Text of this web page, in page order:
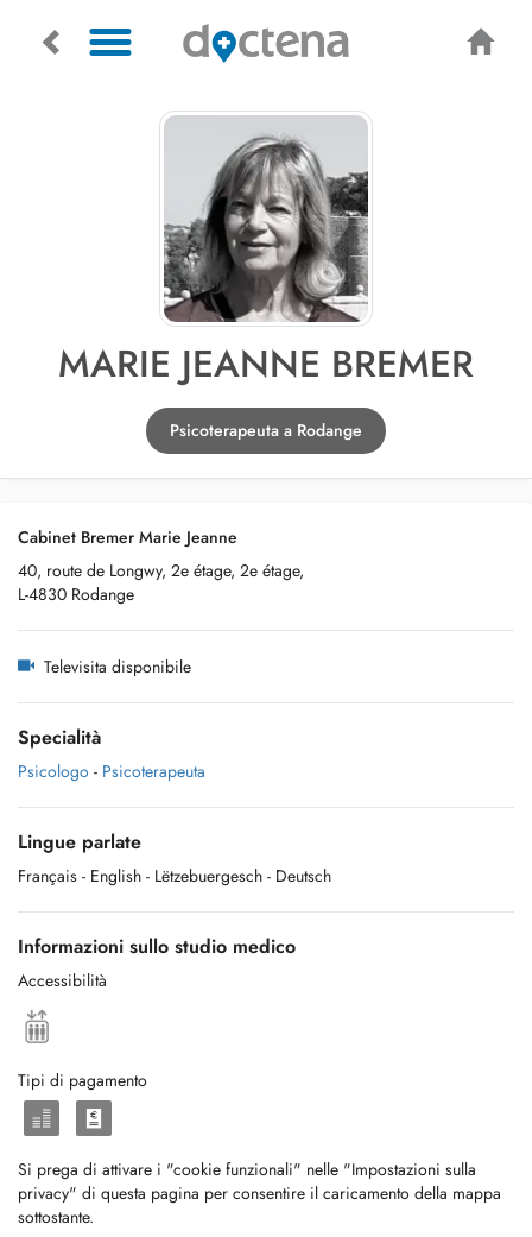
MARIE JEANNE BREMER
Psicoterapeuta a Rodange
Cabinet Bremer Marie Jeanne
40, route de Longwy, 2e étage, 2e étage,
L-4830 Rodange
Televisita disponibile
Specialità
Psicologo - Psicoterapeuta
Lingue parlate
Français - English - Lëtzebuergesch - Deutsch
Informazioni sullo studio medico
Accessibilità
Tipi di pagamento
Si prega di attivare i "cookie funzionali" nelle "Impostazioni sulla
privacy" di questa pagina per consentire il caricamento della mappa
sottostante.